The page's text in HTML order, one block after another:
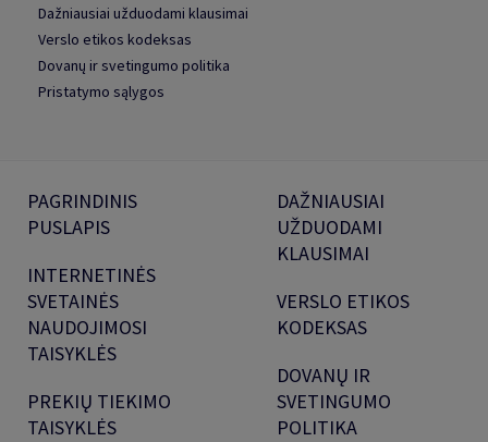
Dažniausiai užduodami klausimai
Verslo etikos kodeksas
Dovanų ir svetingumo politika
Pristatymo sąlygos
PAGRINDINIS
PUSLAPIS
INTERNETINĖS
SVETAINĖS
NAUDOJIMOSI
TAISYKLĖS
PREKIŲ TIEKIMO
TAISYKLĖS
DAŽNIAUSIAI
UŽDUODAMI
KLAUSIMAI
VERSLO ETIKOS
KODEKSAS
DOVANŲ IR
SVETINGUMO
POLITIKA